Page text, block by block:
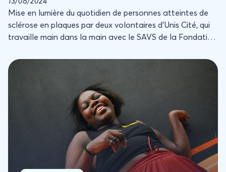
Mise en lumière du quotidien de personnes atteintes de
sclérose en plaques par deux volontaires d’Unis Cité, qui
travaille main dans la main avec le SAVS de la Fondation
Une chorale au CEM pour la fête de la musique